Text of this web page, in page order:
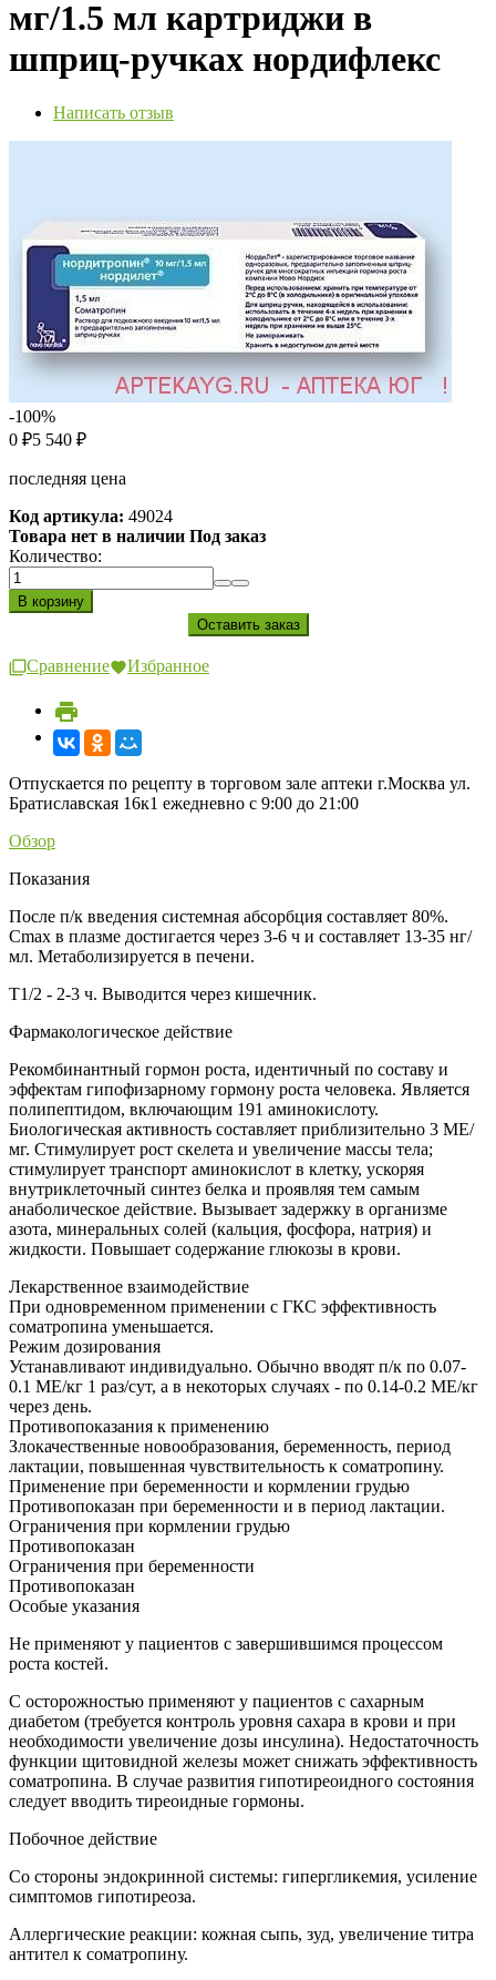
мг/1.5 мл картриджи в
шприц-ручках нордифлекс
Написать отзыв
-100%
0 ₽5 540 ₽
последняя цена
Код артикула: 49024
Товара нет в наличии Под заказ
Количество:
Сравнение Избранное
Отпускается по рецепту в торговом зале аптеки г.Москва ул.
Братиславская 16к1 ежедневно с 9:00 до 21:00
Обзор
Показания
После п/к введения системная абсорбция составляет 80%.
Cmax в плазме достигается через 3-6 ч и составляет 13-35 нг/
мл. Метаболизируется в печени.
T1/2 - 2-3 ч. Выводится через кишечник.
Фармакологическое действие
Рекомбинантный гормон роста, идентичный по составу и
эффектам гипофизарному гормону роста человека. Является
полипептидом, включающим 191 аминокислоту.
Биологическая активность составляет приблизительно 3 МЕ/
мг. Стимулирует рост скелета и увеличение массы тела;
стимулирует транспорт аминокислот в клетку, ускоряя
внутриклеточный синтез белка и проявляя тем самым
анаболическое действие. Вызывает задержку в организме
азота, минеральных солей (кальция, фосфора, натрия) и
жидкости. Повышает содержание глюкозы в крови.
Лекарственное взаимодействие
При одновременном применении с ГКС эффективность
соматропина уменьшается.
Режим дозирования
Устанавливают индивидуально. Обычно вводят п/к по 0.07-
0.1 МЕ/кг 1 раз/сут, а в некоторых случаях - по 0.14-0.2 МЕ/кг
через день.
Противопоказания к применению
Злокачественные новообразования, беременность, период
лактации, повышенная чувствительность к соматропину.
Применение при беременности и кормлении грудью
Противопоказан при беременности и в период лактации.
Ограничения при кормлении грудью
Противопоказан
Ограничения при беременности
Противопоказан
Особые указания
Не применяют у пациентов с завершившимся процессом
роста костей.
С осторожностью применяют у пациентов с сахарным
диабетом (требуется контроль уровня сахара в крови и при
необходимости увеличение дозы инсулина). Недостаточность
функции щитовидной железы может снижать эффективность
соматропина. В случае развития гипотиреоидного состояния
следует вводить тиреоидные гормоны.
Побочное действие
Со стороны эндокринной системы: гипергликемия, усиление
симптомов гипотиреоза.
Аллергические реакции: кожная сыпь, зуд, увеличение титра
антител к соматропину.